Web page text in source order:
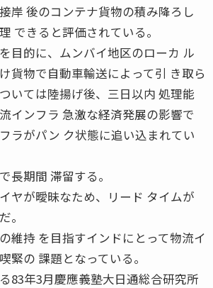
岸 後のコンテナ貨物の積み降ろし
できると評価されている。
目的に、ムンバイ地区のローカ ル
貨物で自動車輸送によって引 き取ら
いては陸揚げ後、三日以内 処理能
インフラ 急激な経済発展の影響で
ラがパン ク状態に追い込まれてい
長期間 滞留する。
ヤが曖昧なため、リード タイムが
。
維持 を目指すインドにとって物流イ
緊の 課題となっている。
83年3月慶應義塾大日通総合研究所